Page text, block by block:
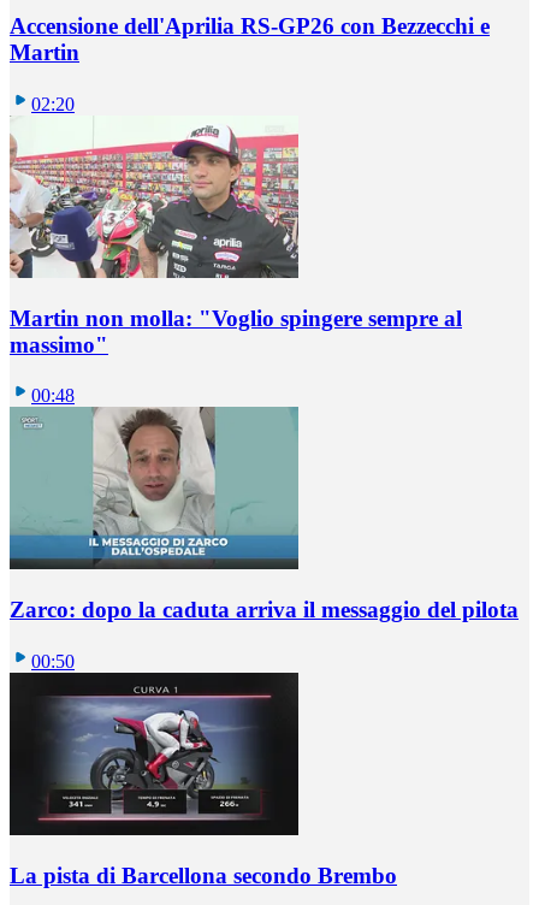
Accensione dell'Aprilia RS-GP26 con Bezzecchi e
Martin
02:20
Martin non molla: "Voglio spingere sempre al
massimo"
00:48
Zarco: dopo la caduta arriva il messaggio del pilota
00:50
La pista di Barcellona secondo Brembo